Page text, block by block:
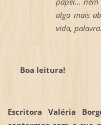
algo mais
vida,
Boa leitura!
Escritora Valéria